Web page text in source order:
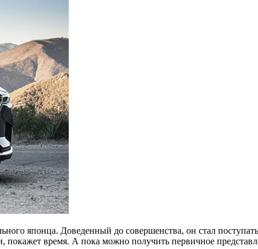
японца. Доведенный до совершенства, он стал
время. А пока можно получить первичное